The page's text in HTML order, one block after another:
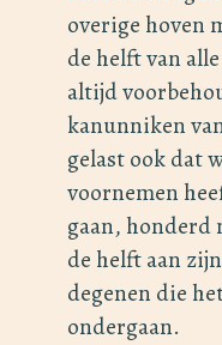
overige hoven
de helft van
altijd
kanunniken
gelast ook dat
voornemen
gaan, honderd
de helft aan
degenen die
ondergaan.